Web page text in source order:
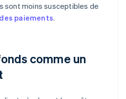
sont moins susceptibles de
paiements.
comme un